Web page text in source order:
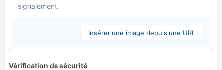
signalement.
Insérer une image depuis une URL
Vérification de sécurité